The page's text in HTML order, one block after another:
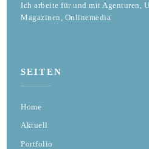
Ich arbeite für und mit Agenturen,
Magazinen, Onlinemedia
SEITEN
Home
Aktuell
Portfolio